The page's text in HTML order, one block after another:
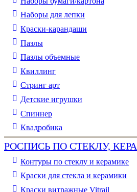
Наборы для лепки
Краски-карандаши
Пазлы
Пазлы объемные
Квиллинг
Стринг арт
Детские игрушки
Спиннер
Квадробика
РОСПИСЬ ПО СТЕКЛУ,
Контуры по стеклу и керамике
Краски для стекла и керамики
Краски витражные Vitrail